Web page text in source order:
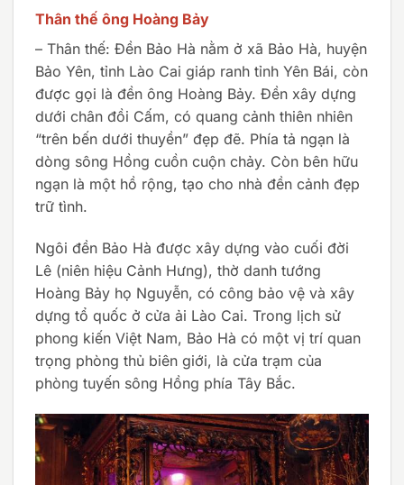
Thân thế ông Hoàng Bảy
– Thân thế: Đền Bảo Hà nằm ở xã Bảo Hà, huyện
Bảo Yên, tỉnh Lào Cai giáp ranh tỉnh Yên Bái, còn
được gọi là đền ông Hoàng Bảy. Đền xây dựng
dưới chân đồi Cấm, có quang cảnh thiên nhiên
“trên bến dưới thuyền” đẹp đẽ. Phía tả ngạn là
dòng sông Hồng cuồn cuộn chảy. Còn bên hữu
ngạn là một hồ rộng, tạo cho nhà đền cảnh đẹp
trữ tình.
Ngôi đền Bảo Hà được xây dựng vào cuối đời
Lê (niên hiệu Cảnh Hưng), thờ danh tướng
Hoàng Bảy họ Nguyễn, có công bảo vệ và xây
dựng tổ quốc ở cửa ải Lào Cai. Trong lịch sử
phong kiến Việt Nam, Bảo Hà có một vị trí quan
trọng phòng thủ biên giới, là cửa trạm của
phòng tuyến sông Hồng phía Tây Bắc.